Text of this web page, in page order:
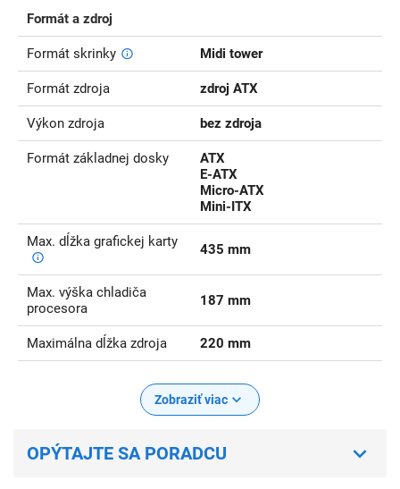
Formát a zdroj
Formát skrinky Midi tower
Formát zdroja zdroj ATX
Výkon zdroja bez zdroja
Formát základnej dosky
ATX
E-ATX
Micro-ATX
Mini-ITX
Max. dĺžka grafickej karty 435 mm
Max. výška chladiča
procesora
187 mm
Maximálna dĺžka zdroja 220 mm
Zobraziť viac
OPÝTAJTE SA PORADCU